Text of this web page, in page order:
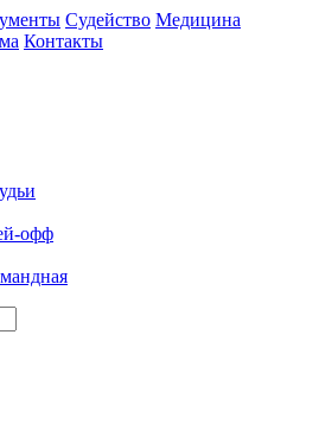
Судейство Медицина
Контакты
офф